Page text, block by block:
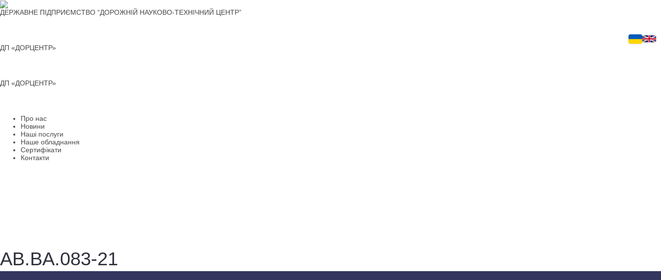
Перейти
до
ДЕРЖАВНЕ ПІДПРИЄМСТВО “ДОРОЖНІЙ НАУКОВО-ТЕХНІЧНИЙ ЦЕНТР”
ДП «ДОРЦЕНТР»
ДП «ДОРЦЕНТР»
Про нас
Новини
Наші послуги
Наше обладнання
Сертифікати
Контакти
AB.BA.083-21